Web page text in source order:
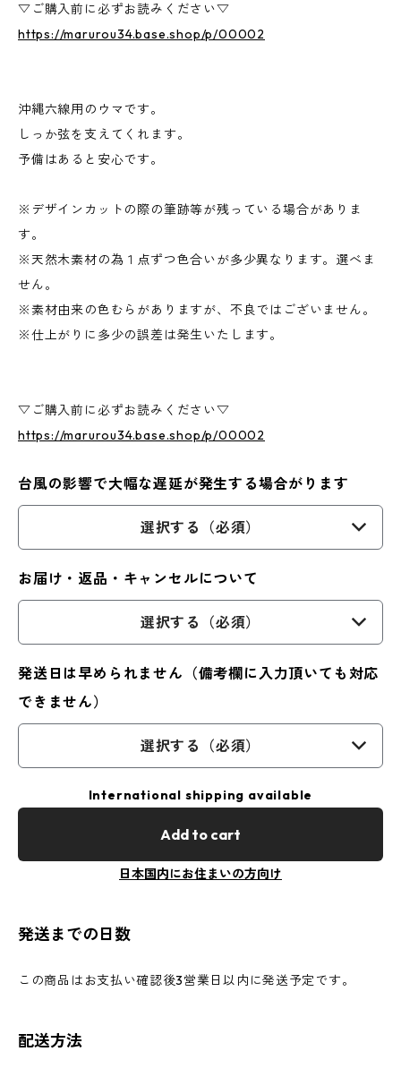
▽ご購入前に必ずお読みください▽
https://marurou34.base.shop/p/00002
沖縄六線用のウマです。
しっか弦を支えてくれます。
予備はあると安心です。
※デザインカットの際の筆跡等が残っている場合がありま
す。
※天然木素材の為１点ずつ色合いが多少異なります。選べま
せん。
※素材由来の色むらがありますが、不良ではございません。
※仕上がりに多少の誤差は発生いたします。
▽ご購入前に必ずお読みください▽
https://marurou34.base.shop/p/00002
台風の影響で大幅な遅延が発生する場合がります
選択する（必須）
お届け・返品・キャンセルについて
選択する（必須）
発送日は早められません（備考欄に入力頂いても対応
できません）
選択する（必須）
International shipping available
Add to cart
日本国内にお住まいの方向け
発送までの日数
この商品はお支払い確認後3営業日以内に発送予定です。
配送方法